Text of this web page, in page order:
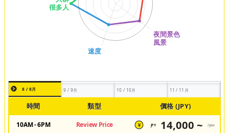
8 / 8月 9 / 9月 10 / 10月 11 / 11月
時間 類型 價格 (JPY)
10AM - 6PM Review Price ¥ JPY 14,000 ~ /pax